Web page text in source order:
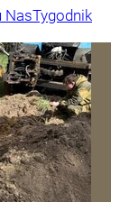
NasTygodnik